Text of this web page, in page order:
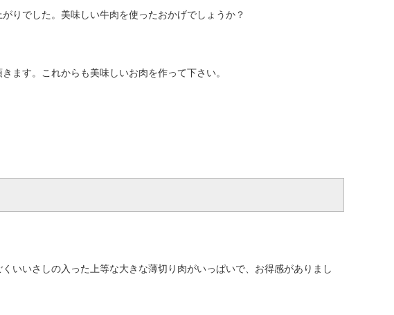
りでした。美味しい牛肉を使ったおかげでしょうか？
ます。これからも美味しいお肉を作って下さい。
いいさしの入った上等な大きな薄切り肉がいっぱいで、お得感がありまし